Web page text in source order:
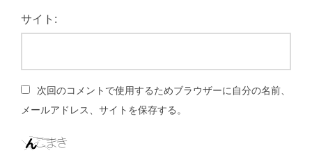
サイト:
次回のコメントで使用するためブラウザーに自分の名前、
メールアドレス、サイトを保存する。